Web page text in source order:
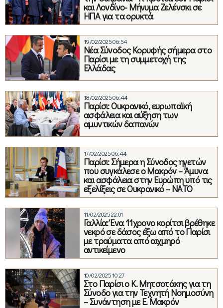
και Λονδίνο- Μήνυμα Ζελένσκι σε
ΗΠΑ για τα ορυκτά
19/02/2025 06:54
Νέα Σύνοδος Κορυφής σήμερα στο
Παρίσι με τη συμμετοχή της
Ελλάδας
18/02/2025 06:44
Παρίσι: Ουκρανικό, ευρωπαϊκή
ασφάλεια και αύξηση των
αμυντικών δαπανών
17/02/2025 06:44
Παρίσι: Σήμερα η Σύνοδος ηγετών
που συγκάλεσε ο Μακρόν – Άμυνα
και ασφάλεια στην Ευρώπη υπό τις
εξελίξεις σε Ουκρανικό – ΝΑΤΟ
11/02/2025 22:01
Γαλλία: Ένα 11χρονο κορίτσι βρέθηκε
νεκρό σε δάσος έξω από το Παρίσι
με τραύματα από αιχμηρό
αντικείμενο
10/02/2025 10:27
Στο Παρίσι ο Κ. Μητσοτάκης για τη
Σύνοδο για την Τεχνητή Νοημοσύνη
– Συνάντηση με Ε. Μακρόν